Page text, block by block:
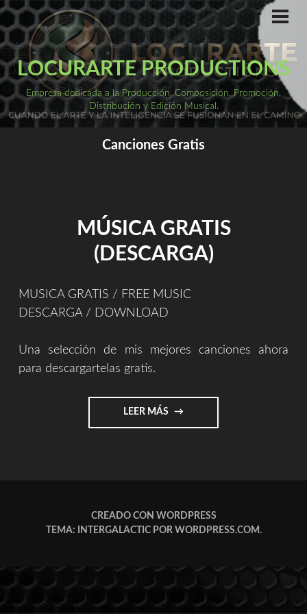
Saltar
al
contenido
LOCURARTE PRODUCTIONS
Empresa dedicada a la Producción, Composición, Promoción,
Distribución y Edición Musical.
Canciones Gratis
MÚSICA GRATIS
(DESCARGA)
MUSICA GRATIS / FREE MUSIC
DESCARGA / DOWNLOAD
Una selección de mis mejores canciones ahora
para descargartelas gratis.
LEER MÁS "MÚSICA
GRATIS
CREADO CON WORDPRESS
TEMA: INTERGALACTIC POR WORDPRESS.COM.